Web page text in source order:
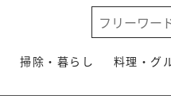
掃除・暮らし 料理・グ